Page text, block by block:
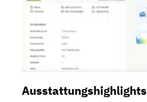
Ausstattungshighlights